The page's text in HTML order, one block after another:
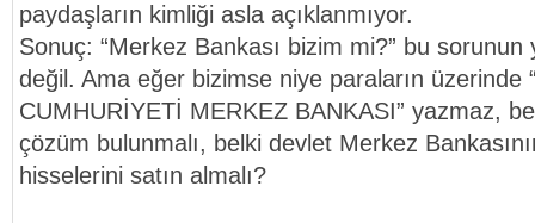
paydaşların kimliği asla açıklanmıyor.
Sonuç: “Merkez Bankası bizim mi?” bu sorunun
değil. Ama eğer bizimse niye paraların üzerinde
CUMHURİYETİ MERKEZ BANKASI” yazmaz,
çözüm bulunmalı, belki devlet Merkez
hisselerini satın almalı?